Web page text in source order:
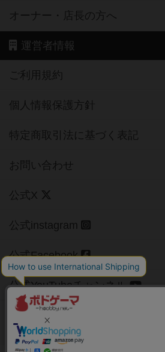
オーナー・店長の方へ
運営者情報
ご利用規約
個人情報保護方針
特定商取引法に基づく表記
お問い合わせ
公式X
公式instagram
公式Facebook
公式YouTubeチャンネル